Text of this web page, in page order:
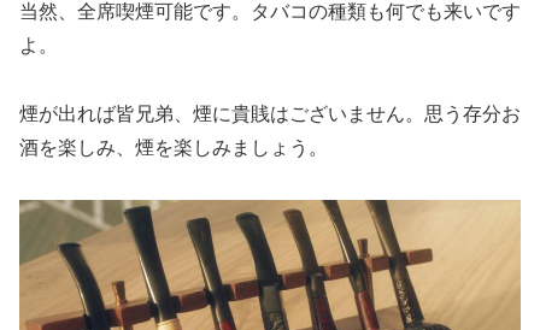
当然、全席喫煙可能です。タバコの種類も何でも来いです
よ。
煙が出れば皆兄弟、煙に貴賎はございません。思う存分お
酒を楽しみ、煙を楽しみましょう。